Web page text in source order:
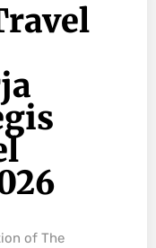
of The